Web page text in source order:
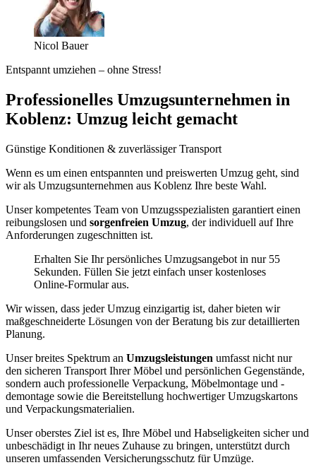
Nicol Bauer
Entspannt umziehen – ohne Stress!
Professionelles Umzugsunternehmen in
Koblenz: Umzug leicht gemacht
Günstige Konditionen & zuverlässiger Transport
Wenn es um einen entspannten und preiswerten Umzug geht, sind
wir als Umzugsunternehmen aus Koblenz Ihre beste Wahl.
Unser kompetentes Team von Umzugsspezialisten garantiert einen
reibungslosen und sorgenfreien Umzug, der individuell auf Ihre
Anforderungen zugeschnitten ist.
Erhalten Sie Ihr persönliches Umzugsangebot in nur 55
Sekunden. Füllen Sie jetzt einfach unser kostenloses
Online-Formular aus.
Wir wissen, dass jeder Umzug einzigartig ist, daher bieten wir
maßgeschneiderte Lösungen von der Beratung bis zur detaillierten
Planung.
Unser breites Spektrum an Umzugsleistungen umfasst nicht nur
den sicheren Transport Ihrer Möbel und persönlichen Gegenstände,
sondern auch professionelle Verpackung, Möbelmontage und -
demontage sowie die Bereitstellung hochwertiger Umzugskartons
und Verpackungsmaterialien.
Unser oberstes Ziel ist es, Ihre Möbel und Habseligkeiten sicher und
unbeschädigt in Ihr neues Zuhause zu bringen, unterstützt durch
unseren umfassenden Versicherungsschutz für Umzüge.